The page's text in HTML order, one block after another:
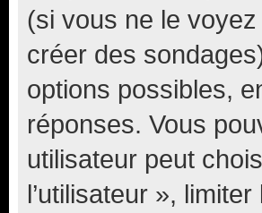
(si vous ne le
créer des
options possibles,
réponses. Vous
utilisateur peut
l’utilisateur »,